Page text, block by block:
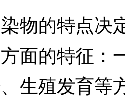
的特点决
面的特征：
生殖发育等